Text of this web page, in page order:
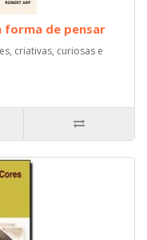
forma de pensar
criativas, curiosas e